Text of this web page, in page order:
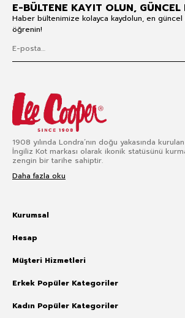
E-BÜLTENE KAYIT OLUN, GÜNCEL
Haber bültenimize kolayca kaydolun, en
öğrenin!
1908 yılında Londra’nın doğu yakasında
İngiliz Kot markası olarak ikonik statüsünü
zengin bir tarihe sahiptir.
Daha fazla oku
Kurumsal
Hesap
Müşteri Hizmetleri
Erkek Popüler Kategoriler
Kadın Popüler Kategoriler